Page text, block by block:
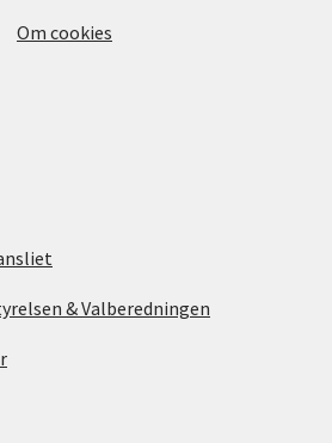
Om cookies
& Valberedningen